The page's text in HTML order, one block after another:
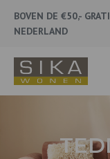
BOVEN DE €50,-
NEDERLAND